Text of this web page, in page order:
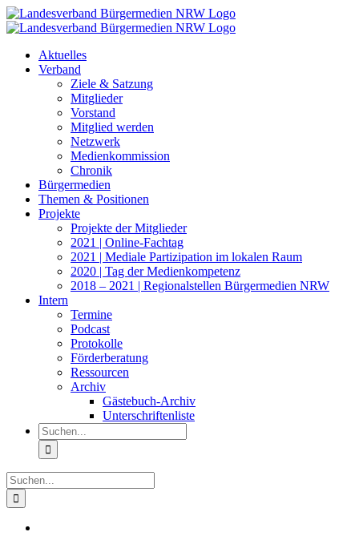
Zum
Inhalt
Aktuelles
Verband
Ziele & Satzung
Mitglieder
Vorstand
Mitglied werden
Netzwerk
Medienkommission
Chronik
Bürgermedien
Themen & Positionen
Projekte
Projekte der Mitglieder
2021 | Online-Fachtag
2021 | Mediale Partizipation im lokalen Raum
2020 | Tag der Medienkompetenz
2018 – 2021 | Regionalstellen Bürgermedien NRW
Intern
Termine
Podcast
Protokolle
Förderberatung
Ressourcen
Archiv
Gästebuch-Archiv
Unterschriftenliste
Suche
nach:
Suche
nach: